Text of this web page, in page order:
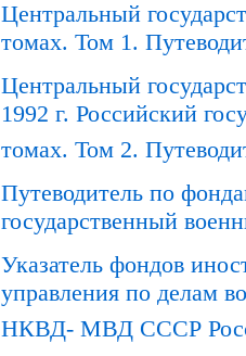
Центральный
томах. Том 1.
Центральный
1992 г. Российский
томах. Том 2.
Путеводитель по
государственный
Указатель фондов
управления по делам
НКВД- МВД СССР